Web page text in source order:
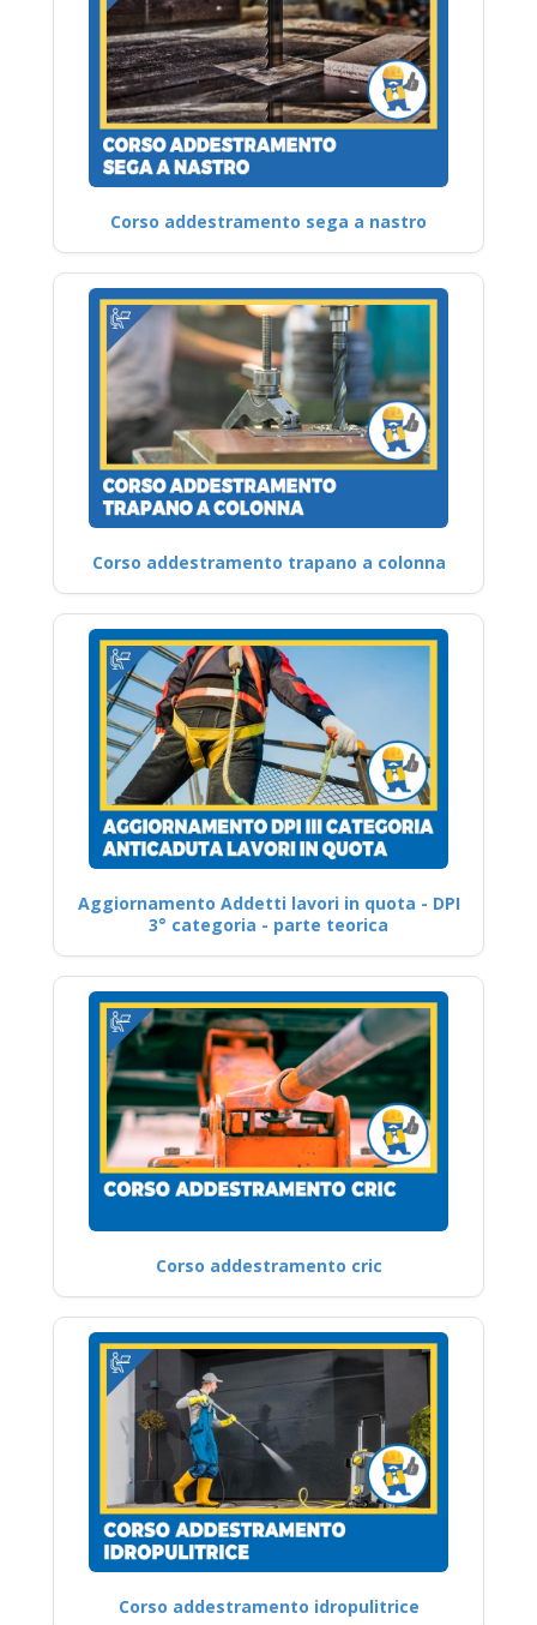
Corso addestramento sega a nastro
Corso addestramento trapano a colonna
Aggiornamento Addetti lavori in quota - DPI
3° categoria - parte teorica
Corso addestramento cric
Corso addestramento idropulitrice